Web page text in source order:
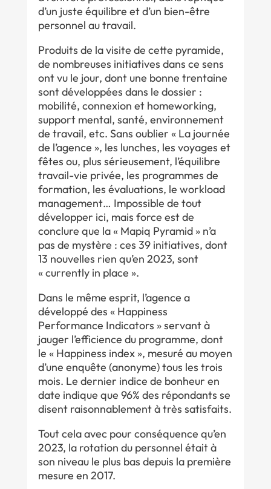
d’un juste équilibre et d’un bien-être
personnel au travail.
Produits de la visite de cette pyramide,
de nombreuses initiatives dans ce sens
ont vu le jour, dont une bonne trentaine
sont développées dans le dossier :
mobilité, connexion et homeworking,
support mental, santé, environnement
de travail, etc. Sans oublier « La journée
de l’agence », les lunches, les voyages et
fêtes ou, plus sérieusement, l’équilibre
travail-vie privée, les programmes de
formation, les évaluations, le workload
management… Impossible de tout
développer ici, mais force est de
conclure que la « Mapiq Pyramid » n’a
pas de mystère : ces 39 initiatives, dont
13 nouvelles rien qu’en 2023, sont
« currently in place ».
Dans le même esprit, l’agence a
développé des « Happiness
Performance Indicators » servant à
jauger l’efficience du programme, dont
le « Happiness index », mesuré au moyen
d’une enquête (anonyme) tous les trois
mois. Le dernier indice de bonheur en
date indique que 96% des répondants se
disent raisonnablement à très satisfaits.
Tout cela avec pour conséquence qu’en
2023, la rotation du personnel était à
son niveau le plus bas depuis la première
mesure en 2017.